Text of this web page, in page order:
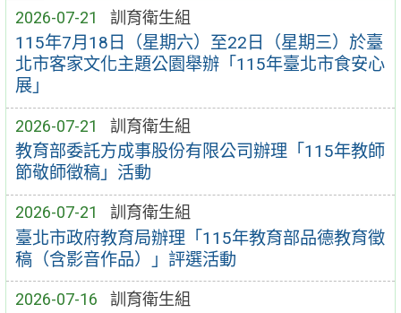
2026-07-21 訓育衛生組
115年7月18日（星期六）至22日（星期三）於臺
北市客家文化主題公園舉辦「115年臺北市食安心
展」
2026-07-21 訓育衛生組
教育部委託方成事股份有限公司辦理「115年教師
節敬師徵稿」活動
2026-07-21 訓育衛生組
臺北市政府教育局辦理「115年教育部品德教育徵
稿（含影音作品）」評選活動
2026-07-16 訓育衛生組